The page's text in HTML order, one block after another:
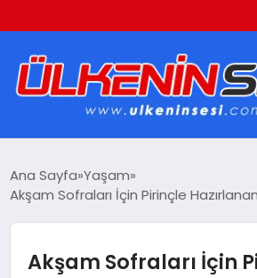
EKONOMI
GÜNDEM
Ana Sayfa Yaşam
Akşam Sofraları İçin Pirinçle
Akşam Sofraları İçin